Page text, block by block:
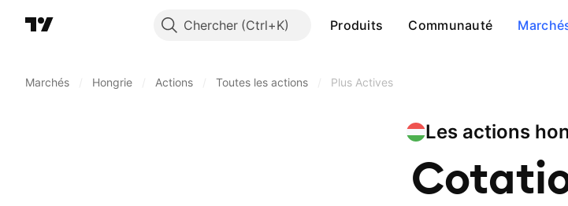
Chercher Produits Communauté
Marchés Hongrie Actions Toutes les actions Plus Actives
Les actions